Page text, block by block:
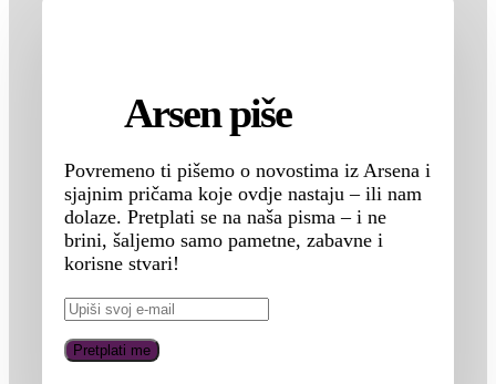
Arsen piše
Povremeno ti pišemo o novostima iz Arsena i
sjajnim pričama koje ovdje nastaju – ili nam
dolaze. Pretplati se na naša pisma – i ne
brini, šaljemo samo pametne, zabavne i
korisne stvari!